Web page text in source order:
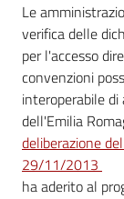
Tutti
gli
argomenti...
Seguici
su
Le
verifica delle
per l'accesso
convenzioni
interoperabile
dell'Emilia
deliberazione
29/11/2013
ha aderito al